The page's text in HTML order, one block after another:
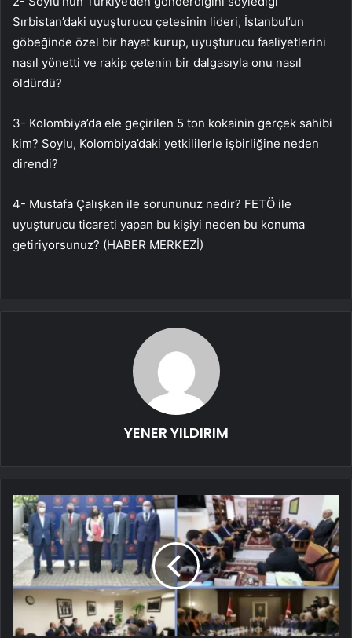
Sırbistan’daki uyuşturucu çetesinin lideri, İstanbul’un
göbeğinde özel bir hayat kurup, uyuşturucu faaliyetlerini
nasıl yönetti ve rakip çetenin bir dalgasıyla onu nasıl
öldürdü?
3- Kolombiya’da ele geçirilen 5 ton kokainin gerçek sahibi
kim? Soylu, Kolombiya’daki yetkililerle işbirliğine neden
direndi?
4- Mustafa Çalışkan ile sorununuz nedir? FETÖ ile
uyuşturucu ticareti yapan bu kişiyi neden bu konuma
getiriyorsunuz? (HABER MERKEZİ)
YENER YILDIRIM